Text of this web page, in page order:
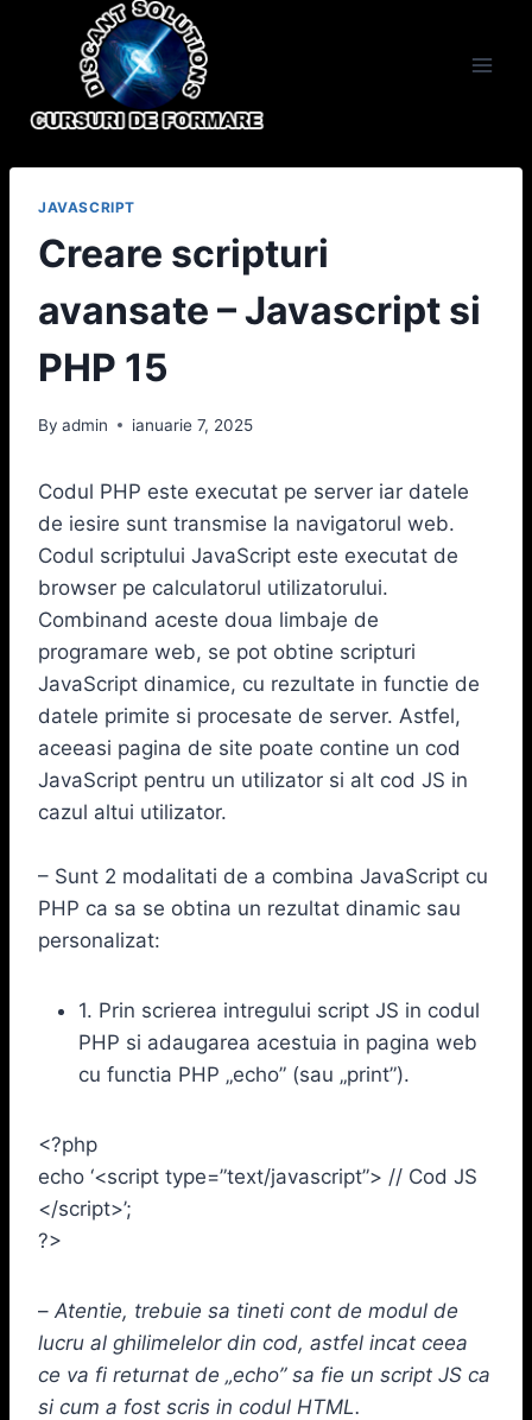
JAVASCRIPT
Creare scripturi
avansate – Javascript si
PHP 15
By admin ianuarie 7, 2025
Codul PHP este executat pe server iar datele
de iesire sunt transmise la navigatorul web.
Codul scriptului JavaScript este executat de
browser pe calculatorul utilizatorului.
Combinand aceste doua limbaje de
programare web, se pot obtine scripturi
JavaScript dinamice, cu rezultate in functie de
datele primite si procesate de server. Astfel,
aceeasi pagina de site poate contine un cod
JavaScript pentru un utilizator si alt cod JS in
cazul altui utilizator.
– Sunt 2 modalitati de a combina JavaScript cu
PHP ca sa se obtina un rezultat dinamic sau
personalizat:
1. Prin scrierea intregului script JS in codul
PHP si adaugarea acestuia in pagina web
cu functia PHP „echo” (sau „print”).
<?php
echo ‘<script type=”text/javascript”> // Cod JS
</script>’;
?>
– Atentie, trebuie sa tineti cont de modul de
lucru al ghilimelelor din cod, astfel incat ceea
ce va fi returnat de „echo” sa fie un script JS ca
si cum a fost scris in codul HTML.